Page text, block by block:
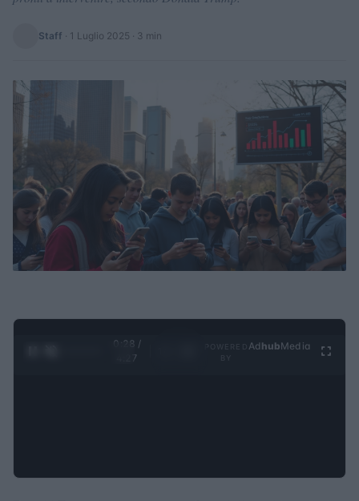
Staff · 1 Luglio 2025 · 3 min
0:28 /
4:27
Ad hubMedia